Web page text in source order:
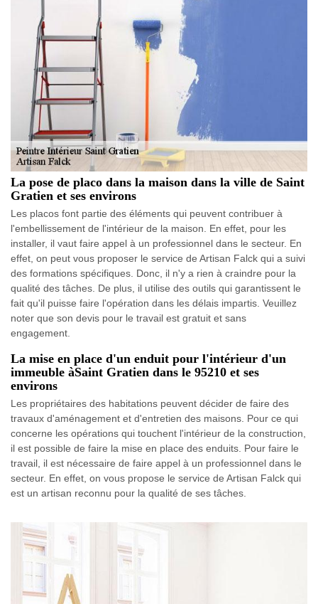
La pose de placo dans la maison dans la ville de Saint
Gratien et ses environs
Les placos font partie des éléments qui peuvent contribuer à
l'embellissement de l'intérieur de la maison. En effet, pour les
installer, il vaut faire appel à un professionnel dans le secteur. En
effet, on peut vous proposer le service de Artisan Falck qui a suivi
des formations spécifiques. Donc, il n'y a rien à craindre pour la
qualité des tâches. De plus, il utilise des outils qui garantissent le
fait qu'il puisse faire l'opération dans les délais impartis. Veuillez
noter que son devis pour le travail est gratuit et sans
engagement.
La mise en place d'un enduit pour l'intérieur d'un
immeuble àSaint Gratien dans le 95210 et ses
environs
Les propriétaires des habitations peuvent décider de faire des
travaux d'aménagement et d'entretien des maisons. Pour ce qui
concerne les opérations qui touchent l'intérieur de la construction,
il est possible de faire la mise en place des enduits. Pour faire le
travail, il est nécessaire de faire appel à un professionnel dans le
secteur. En effet, on vous propose le service de Artisan Falck qui
est un artisan reconnu pour la qualité de ses tâches.